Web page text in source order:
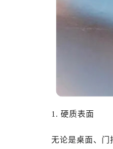
1. 硬质表面
无论是桌面、门